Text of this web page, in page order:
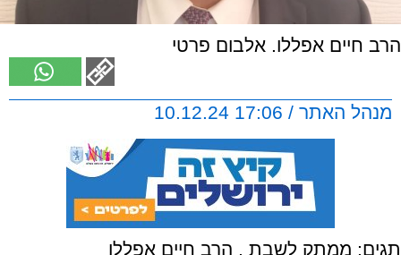
הרב חיים אפללו. אלבום פרטי
מנהל האתר / 17:06 10.12.24
תגים: ממתק לשבת , הרב חיים אפללו